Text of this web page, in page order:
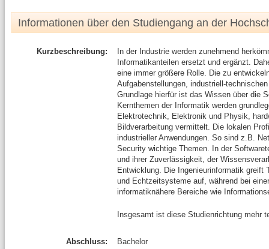
Informationen über den Studiengang an der
Kurzbeschreibung:
In der Industrie werden zunehmend
Informatikanteilen ersetzt und ergänzt.
eine immer größere Rolle. Die zu
Aufgabenstellungen, industriell-
Grundlage hierfür ist das Wissen über die
Kernthemen der Informatik werden
Elektrotechnik, Elektronik und Physik,
Bildverarbeitung vermittelt. Die lokalen
industrieller Anwendungen. So sind z.B.
Security wichtige Themen. In der
und ihrer Zuverlässigkeit, der
Entwicklung. Die Ingenieurinformatik greift
und Echtzeitsysteme auf, während bei
informatiknähere Bereiche wie
Insgesamt ist diese Studienrichtung mehr
Abschluss:
Bachelor